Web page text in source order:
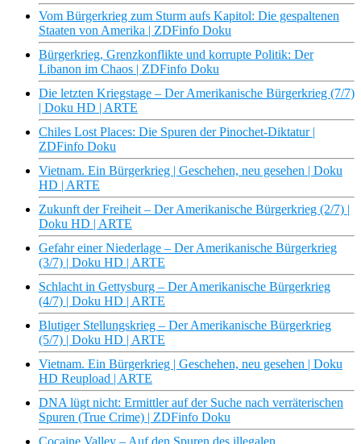
Vom Bürgerkrieg zum Sturm aufs Kapitol: Die gespaltenen
Staaten von Amerika | ZDFinfo Doku
Bürgerkrieg, Grenzkonflikte und korrupte Politik: Der
Libanon im Chaos | ZDFinfo Doku
Die letzten Kriegstage – Der Amerikanische Bürgerkrieg (7/7)
| Doku HD | ARTE
Chiles Lost Places: Die Spuren der Pinochet-Diktatur |
ZDFinfo Doku
Vietnam. Ein Bürgerkrieg | Geschehen, neu gesehen | Doku
HD | ARTE
Zukunft der Freiheit – Der Amerikanische Bürgerkrieg (2/7) |
Doku HD | ARTE
Gefahr einer Niederlage – Der Amerikanische Bürgerkrieg
(3/7) | Doku HD | ARTE
Schlacht in Gettysburg – Der Amerikanische Bürgerkrieg
(4/7) | Doku HD | ARTE
Blutiger Stellungskrieg – Der Amerikanische Bürgerkrieg
(5/7) | Doku HD | ARTE
Vietnam. Ein Bürgerkrieg | Geschehen, neu gesehen | Doku
HD Reupload | ARTE
DNA lügt nicht: Ermittler auf der Suche nach verräterischen
Spuren (True Crime) | ZDFinfo Doku